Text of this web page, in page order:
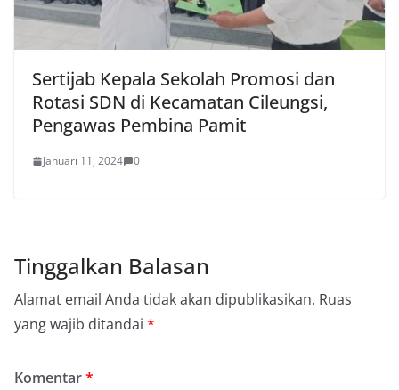
Sertijab Kepala Sekolah Promosi dan
Rotasi SDN di Kecamatan Cileungsi,
Pengawas Pembina Pamit
Januari 11, 2024 0
Tinggalkan Balasan
Alamat email Anda tidak akan dipublikasikan. Ruas
yang wajib ditandai *
Komentar*